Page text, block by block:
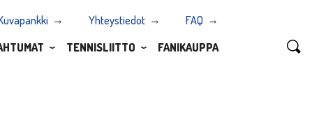
Yhteystiedot
FAQ
TENNISLIITTO FANIKAUPPA